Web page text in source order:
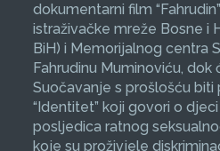
dokumentarni film
istraživačke mreže Bosne i
BiH) i Memorijalnog centra
Fahrudinu Muminoviću, dok
Suočavanje s prošlošću biti
“Identitet” koji govori o
posljedica ratnog
koje su proživjele